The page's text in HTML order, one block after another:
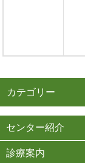
カテゴリー
センター紹介
診療案内